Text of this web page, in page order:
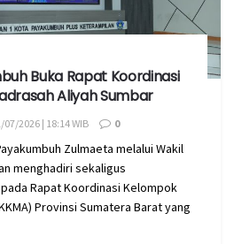
Buka Rapat Koordinasi
Aliyah Sumbar
07/2026 | 18:14 WIB 0
Zulmaeta melalui Wakil
menghadiri sekaligus
Rapat Koordinasi Kelompok
Provinsi Sumatera Barat yang